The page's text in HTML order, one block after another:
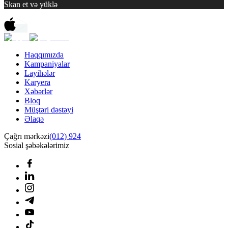
Skan et və yüklə
Haqqımızda
Kampaniyalar
Layihələr
Karyera
Xəbərlər
Bloq
Müştəri dəstəyi
Əlaqə
Çağrı mərkəzi(012) 924
Sosial şəbəkələrimiz